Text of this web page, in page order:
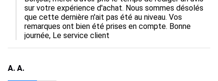
sur votre expérience d'achat. Nous sommes désolés
que cette dernière n'ait pas été au niveau. Vos
remarques ont bien été prises en compte. Bonne
journée, Le service client
A. A.